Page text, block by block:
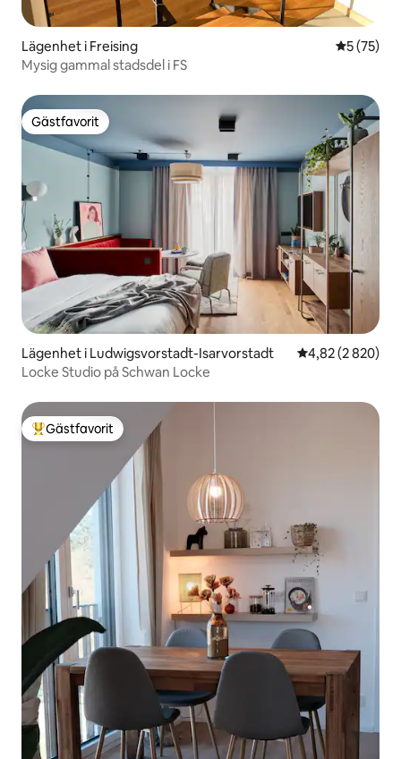
Lägenhet i Freising 5 av 5 i
5 (75)
Mysig gammal stadsdel i FS
Gästfavorit
Gästfavorit
Lägenhet i Ludwigsvorstadt-Isarvorstadt 4,82 av 5 i
4,82 (2 820)
Locke Studio på Schwan Locke
Populär gästfavorit
Gästfavorit